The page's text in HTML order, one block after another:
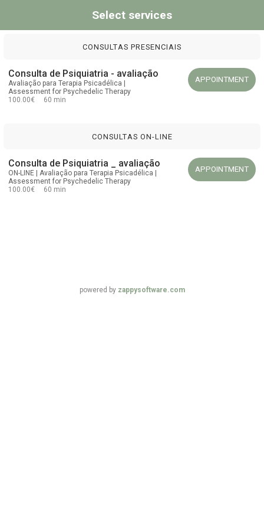
Select services
CONSULTAS PRESENCIAIS
Consulta de Psiquiatria - avaliação
Avaliação para Terapia Psicadélica |
Assessment for Psychedelic Therapy
100.00€ 60 min
APPOINTMENT
CONSULTAS ON-LINE
Consulta de Psiquiatria _ avaliação
ON-LINE | Avaliação para Terapia Psicadélica |
Assessment for Psychedelic Therapy
100.00€ 60 min
APPOINTMENT
powered by zappysoftware.com